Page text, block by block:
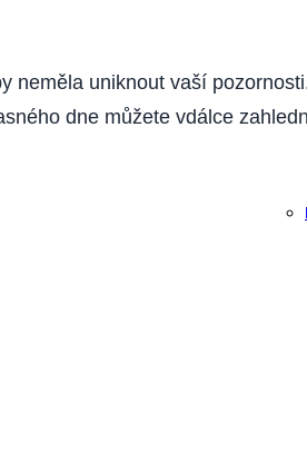
neměla uniknout vaší
dne můžete vdálce